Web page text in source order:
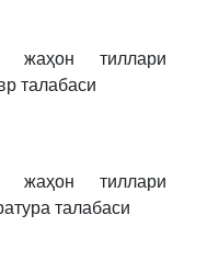
жаҳон тиллари
талабаси
жаҳон тиллари
талабаси